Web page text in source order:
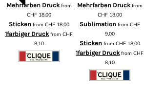
Mehrfarben Druckfrom
CHF18,00
Stickenfrom CHF18,00
1farbiger DruckfromCHF
8,10
Mehrfarben Druckfrom
CHF18,00
Sublimationfrom CHF
9,00
Stickenfrom CHF18,00
1farbiger DruckfromCHF
8,10